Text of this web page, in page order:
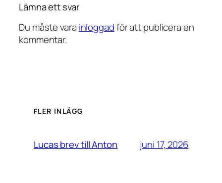
Lämna ett svar
Du måste vara inloggadför att publicera en
kommentar.
FLER INLÄGG
Lucas brev till Anton juni 17, 2026